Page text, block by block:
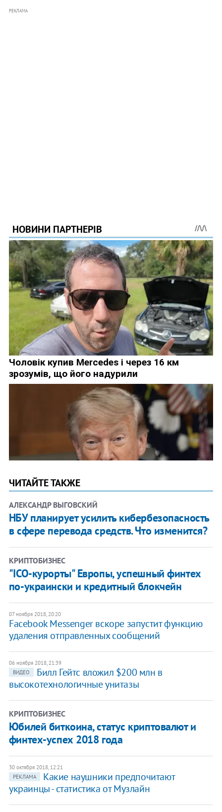
РЕКЛАМА
ЧИТАЙТЕ ТАКЖЕ
АЛЕКСАНДР ВЫГОВСКИЙ
НБУ планирует усилить кибербезопасность
в сфере перевода средств. Что изменится?
КРИПТОБИЗНЕС
"ICO-курорты" Европы, успешный финтех
по-украински и кредитный блокчейн
07 ноября 2018, 20:20
Facebook Messenger вскоре запустит функцию
удаления отправленных сообщений
06 ноября 2018, 21:39
ВИДЕО
Билл Гейтс вложил $200 млн в
высокотехнологичные унитазы
КРИПТОБИЗНЕС
Юбилей биткоина, статус криптовалют и
финтех-успех 2018 года
30 октября 2018, 12:21
РЕКЛАМА
Какие наушники предпочитают
украинцы - статистика от Музлайн